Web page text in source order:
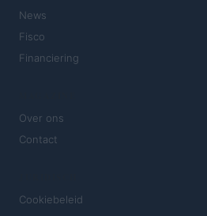
News
Fisco
Financiering
Over ons
Contact
Cookiebeleid